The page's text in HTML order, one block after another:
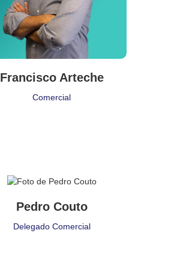
Francisco Arteche
Comercial
❝ ❞
Pedro Couto
Delegado Comercial
Delegado Comercial
Delegación: